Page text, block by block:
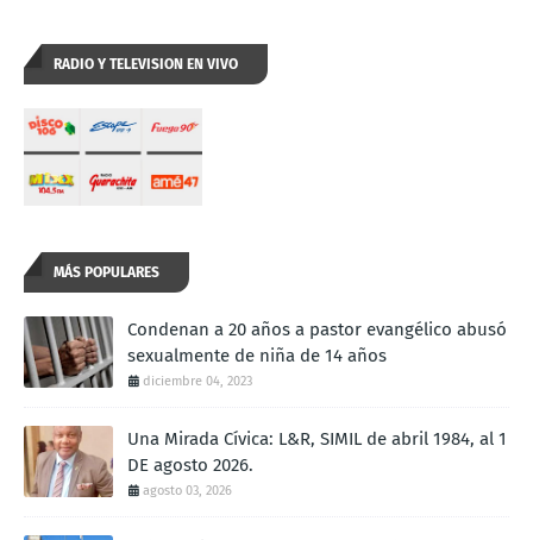
RADIO Y TELEVISION EN VIVO
MÁS POPULARES
Condenan a 20 años a pastor evangélico abusó
sexualmente de niña de 14 años
diciembre 04, 2023
Una Mirada Cívica: L&R, SIMIL de abril 1984, al 1
DE agosto 2026.
agosto 03, 2026